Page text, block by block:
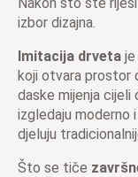
izbor dizajna.
Imitacija drveta
koji otvara prostor
daske mijenja cijeli
izgledaju moderno
djeluju
Što se tiče